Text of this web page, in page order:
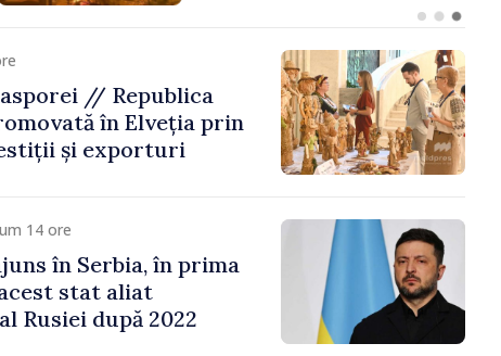
// Republica
în Elveția prin
și exporturi
14 ore
în Serbia, în prima
stat aliat
Rusiei după 2022